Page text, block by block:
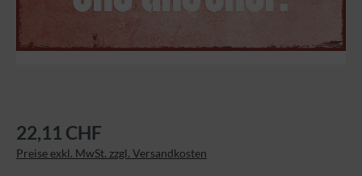
22,11 CHF
Preise exkl. MwSt. zzgl. Versandkosten